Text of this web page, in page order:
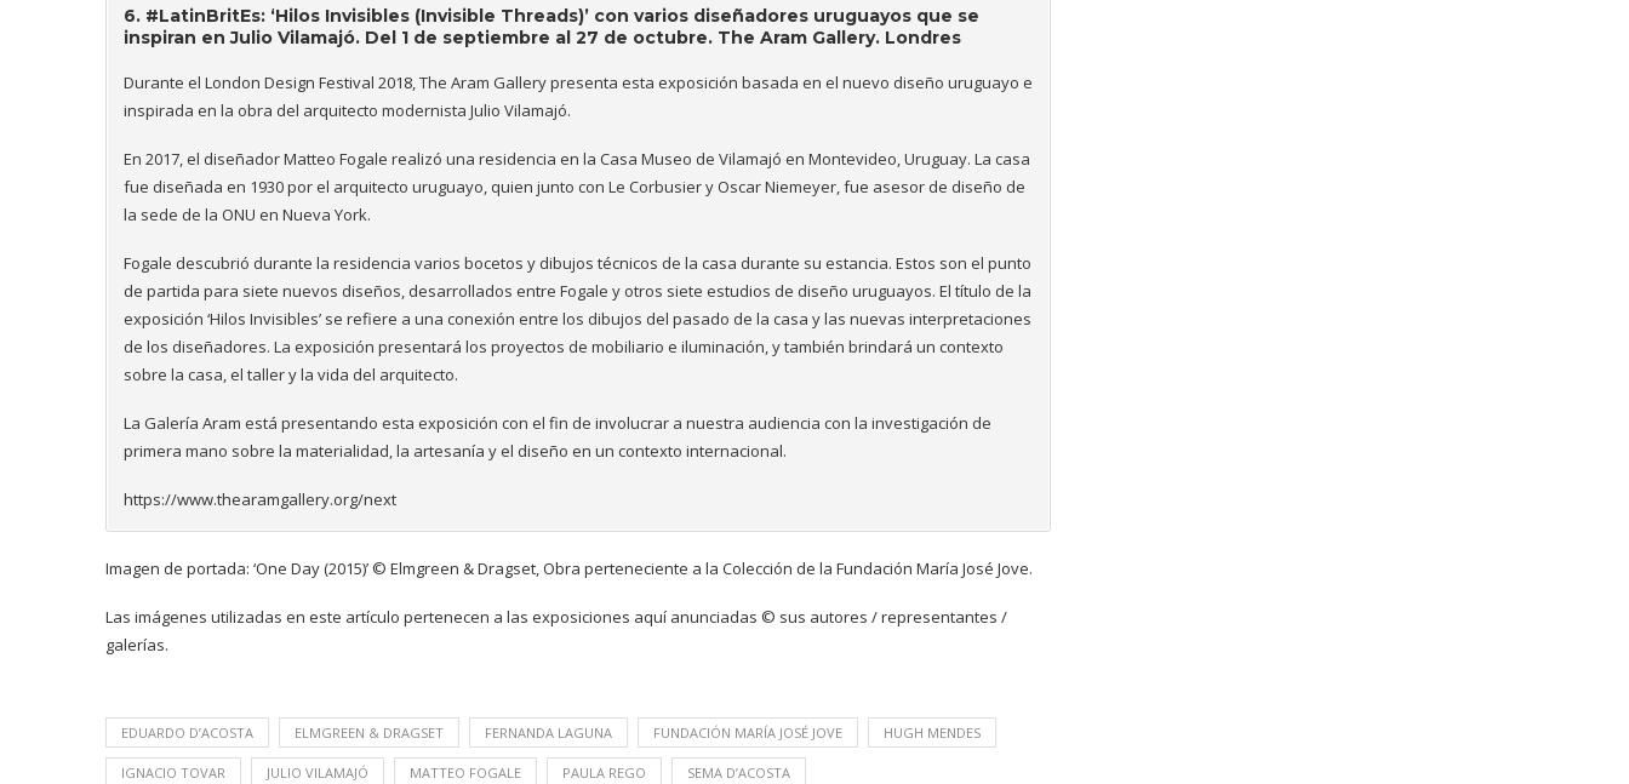
6. #LatinBritEs: ‘Hilos Invisibles (Invisible Threads)’ con varios diseñadores uruguayos que se
inspiran en Julio Vilamajó. Del 1 de septiembre al 27 de octubre. The Aram Gallery. Londres
Durante el London Design Festival 2018, The Aram Gallery presenta esta exposición basada en el nuevo diseño uruguayo e
inspirada en la obra del arquitecto modernista Julio Vilamajó.
En 2017, el diseñador Matteo Fogale realizó una residencia en la Casa Museo de Vilamajó en Montevideo, Uruguay. La casa
fue diseñada en 1930 por el arquitecto uruguayo, quien junto con Le Corbusier y Oscar Niemeyer, fue asesor de diseño de
la sede de la ONU en Nueva York.
Fogale descubrió durante la residencia varios bocetos y dibujos técnicos de la casa durante su estancia. Estos son el punto
de partida para siete nuevos diseños, desarrollados entre Fogale y otros siete estudios de diseño uruguayos. El título de la
exposición ‘Hilos Invisibles’ se refiere a una conexión entre los dibujos del pasado de la casa y las nuevas interpretaciones
de los diseñadores. La exposición presentará los proyectos de mobiliario e iluminación, y también brindará un contexto
sobre la casa, el taller y la vida del arquitecto.
La Galería Aram está presentando esta exposición con el fin de involucrar a nuestra audiencia con la investigación de
primera mano sobre la materialidad, la artesanía y el diseño en un contexto internacional.
https://www.thearamgallery.org/next
Imagen de portada: ‘One Day (2015)’ © Elmgreen & Dragset, Obra perteneciente a la Colección de la Fundación María José Jove.
Las imágenes utilizadas en este artículo pertenecen a las exposiciones aquí anunciadas © sus autores / representantes /
galerías.
EDUARDO D’ACOSTA ELMGREEN & DRAGSET FERNANDA LAGUNA FUNDACIÓN MARÍA JOSÉ JOVE HUGH MENDES
IGNACIO TOVAR JULIO VILAMAJÓ MATTEO FOGALE PAULA REGO SEMA D’ACOSTA